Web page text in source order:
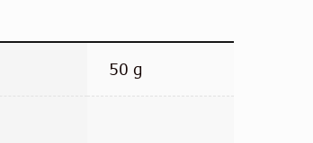
50 g